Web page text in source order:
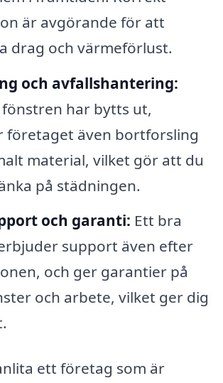
är avgörande för att
drag och värmeförlust.
och avfallshantering:
har bytts ut,
företaget även bortforsling
material, vilket gör att du
på städningen.
och garanti: Ett bra
support även efter
och ger garantier på
och arbete, vilket ger dig
ett företag som är